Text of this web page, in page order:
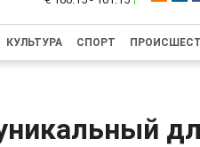
КУЛЬТУРА СПОРТ